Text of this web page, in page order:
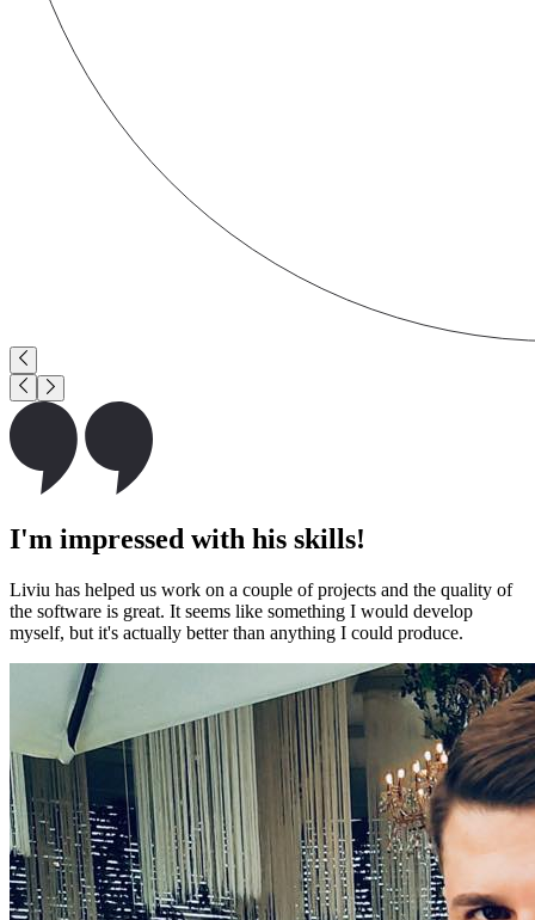
I'm impressed with his skills!
Liviu has helped us work on a couple of projects and the quality of
the software is great. It seems like something I would develop
myself, but it's actually better than anything I could produce.